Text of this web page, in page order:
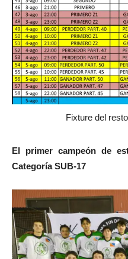
Fixture del
El primer campeón de
Categoría SUB-17